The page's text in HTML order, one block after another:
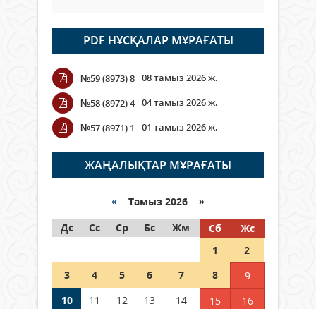
Open Air: Қызылорда облысы
полиция департаменті 20
мыңнан астам көрерменнің
қауіпсіздігін қамтамасыз етті
06 тамыз 2026 ж.
Wi-Fi ҚАБЫРҒА АРҚЫЛЫ ҚАЛАЙ
ӨТЕДІ?
06 тамыз 2026 ж. 288
граждане Казахстана,
05 тамыз 2026 ж. 168
Шетелде жүрген Қазақстан
азаматтары қалай дауыс бере
PDF НҰСҚАЛАР МҰРАҒАТЫ
№59 (8973) 8 08 тамыз 2026 ж.
№58 (8972) 4 04 тамыз 2026 ж.
№57 (8971) 1
01 тамыз 2026 ж.
ЖАҢАЛЫҚТАР МҰРАҒАТЫ
« Тамыз 2026 »
Дс
Сс Ср Бс Жм Сб
Жс
1
2
3
4 5 6 7 8
9
10
11 12 13 14 15
16